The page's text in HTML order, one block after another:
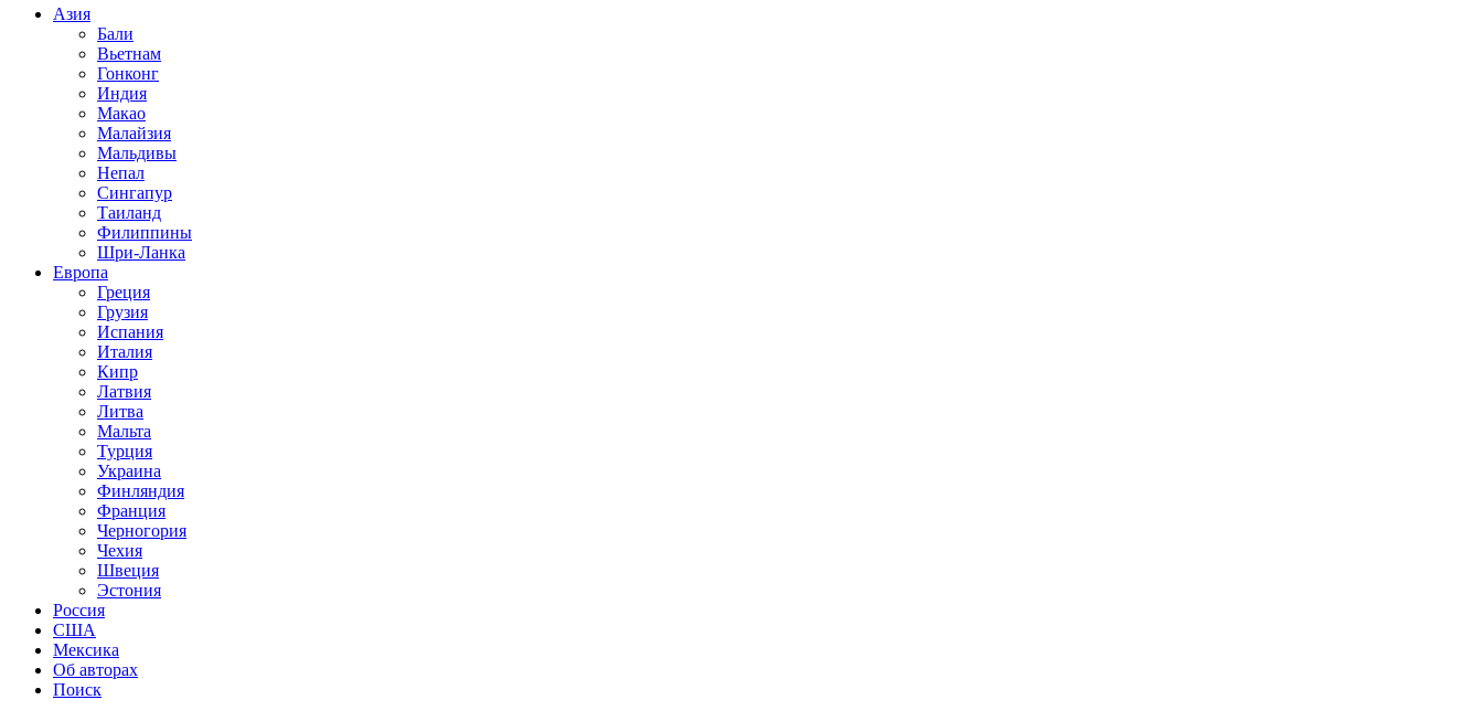
Азия
Бали
Вьетнам
Гонконг
Индия
Макао
Малайзия
Мальдивы
Непал
Сингапур
Таиланд
Филиппины
Шри-Ланка
Европа
Греция
Грузия
Испания
Италия
Кипр
Латвия
Литва
Мальта
Турция
Украина
Финляндия
Франция
Черногория
Чехия
Швеция
Эстония
Россия
США
Мексика
Об авторах
Поиск